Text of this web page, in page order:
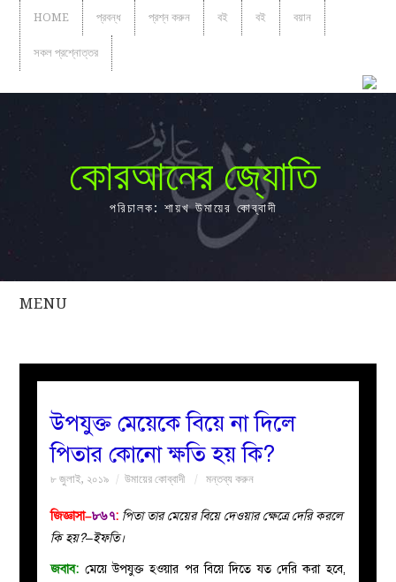
HOME প্রবন্ধ প্রশ্ন করুন বই বই বয়ান
সকল প্রশ্নোত্তর
কোরআনের জ্যোতি
পরিচালক: শায়খ উমায়ের কোব্বাদী
MENU
সকল
বয়ান
নারীদের
পাতা
ইসলাহী
উপযুক্ত মেয়েকে বিয়ে না দিলে
পিতার কোনো ক্ষতি হয় কি?
৮ জুলাই, ২০১৯ উমায়ের কোব্বাদী মন্তব্য করুন
জিজ্ঞাসা–৮৬৭: পিতা তার মেয়ের বিয়ে দেওয়ার ক্ষেত্রে দেরি করলে
কি হয়?–ইফতি।
জবাব: মেয়ে উপযুক্ত হওয়ার পর বিয়ে দিতে যত দেরি করা হবে,